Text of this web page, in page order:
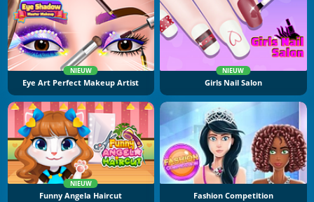
NIEUW
Eye Art Perfect Makeup Artist
NIEUW
Girls Nail Salon
NIEUW
Funny Angela Haircut Fashion Competition